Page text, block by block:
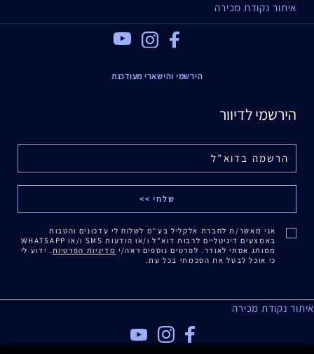
איתור נקודת מכירה
Facebook
הירשמי והישארי מעודכנת
הירשמי לדיוור
אני מאשר/ת לחברת אלקליל בע"מ לשלוח לי עדכונים והטבות
באמצעים דיגיטליים לרבות דוא"ל ו/או הודעות SMS ו/או WHATSAPP
ממותג אסתי לאודר. לפרטים נוספים ראה/י מדיניות הפרטיות . ידוע לי
כי אוכל לבטל את הסכמתי בכל עת.
איתור נקודת מכירה